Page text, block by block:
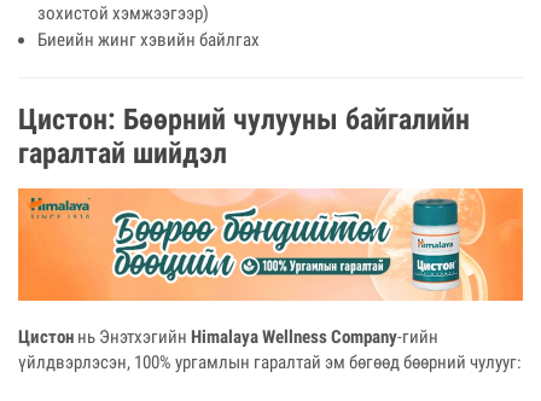
зохистой хэмжээгээр)
Биеийн жинг хэвийн байлгах
Цистон: Бөөрний чулууны байгалийн
гаралтай шийдэл
Цистон нь Энэтхэгийн Himalaya Wellness Company-гийн
үйлдвэрлэсэн, 100% ургамлын гаралтай эм бөгөөд бөөрний чулууг: